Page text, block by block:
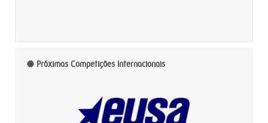
Próximas Competições Internacionais